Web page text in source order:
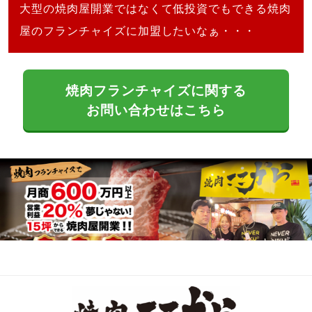
大型の焼肉屋開業ではなくて低投資でもできる焼肉
屋のフランチャイズに加盟したいなぁ・・・
焼肉フランチャイズに関する
お問い合わせはこちら